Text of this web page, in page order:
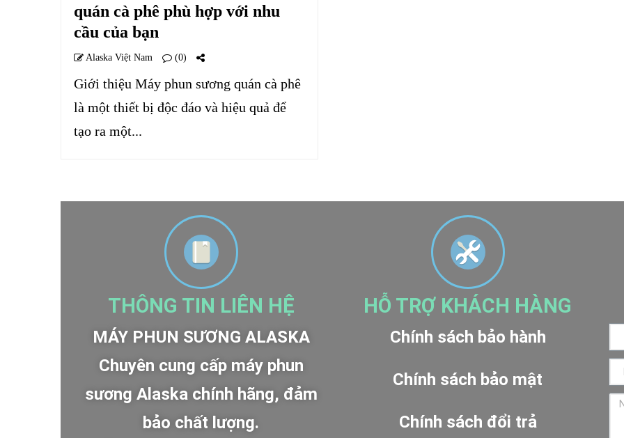
quán cà phê phù hợp với nhu
cầu của bạn
Alaska Việt Nam (0)
Giới thiệu Máy phun sương quán cà phê
là một thiết bị độc đáo và hiệu quả để
tạo ra một...
THÔNG TIN LIÊN HỆ
MÁY PHUN SƯƠNG ALASKA
Chuyên cung cấp máy phun
sương Alaska chính hãng, đảm
bảo chất lượng.
HỖ TRỢ KHÁCH HÀNG
Chính sách bảo hành
Chính sách bảo mật
Chính sách đổi trả